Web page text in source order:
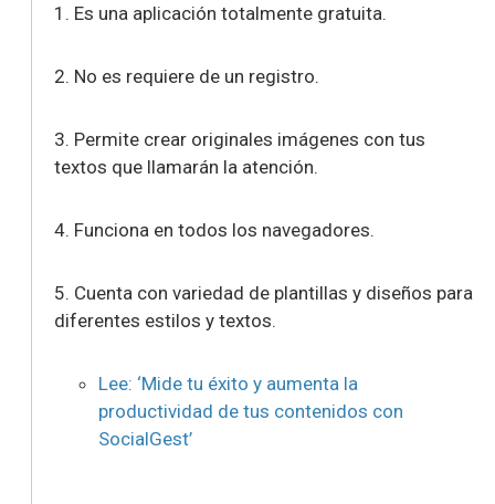
1. Es una aplicación totalmente gratuita.
2. No es requiere de un registro.
3. Permite crear originales imágenes con tus
textos que llamarán la atención.
4. Funciona en todos los navegadores.
5. Cuenta con variedad de plantillas y diseños para
diferentes estilos y textos.
Lee: ‘Mide tu éxito y aumenta la
productividad de tus contenidos con
SocialGest’